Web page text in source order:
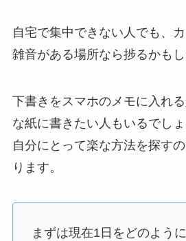
自宅で集中できない人でも、
雑音がある場所なら捗るかもし
下書きをスマホのメモに入れ
な紙に書きたい人もいるでしょ
自分にとって楽な方法を探す
ります。
まずは現在1日をどのよう